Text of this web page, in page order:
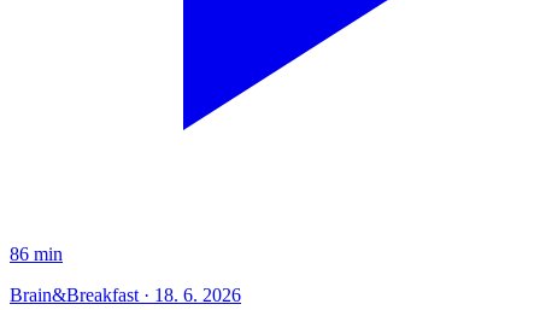
86 min
Brain&Breakfast · 18. 6. 2026